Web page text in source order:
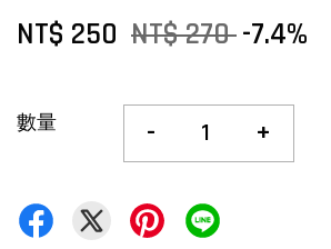
NT$ 250 NT$ 270-7.4%
數量 - +